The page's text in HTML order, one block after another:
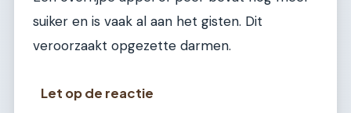
suiker en is vaak al aan het gisten. Dit
veroorzaakt opgezette darmen.
Let op de reactie